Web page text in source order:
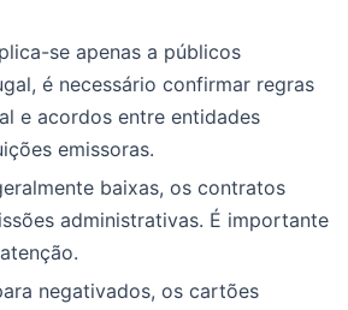
se apenas a públicos
é necessário confirmar regras
e acordos entre entidades
emissoras.
baixas, os contratos
administrativas. É importante
negativados, os cartões